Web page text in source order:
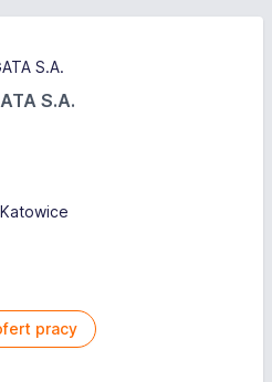
S.A.
Katowice
pracy